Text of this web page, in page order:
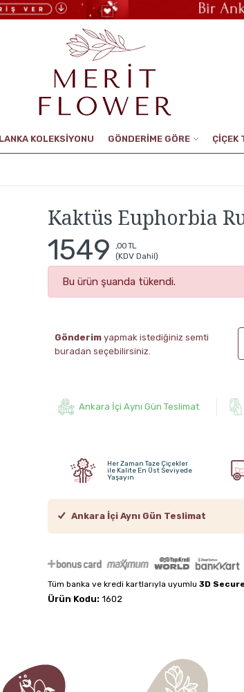
KOLEKSİYONU GÖNDERİME GÖRE ÇİÇEK
Kaktüs Euphorbia
1549
,00 TL
(KDV Dahil)
Bu ürün şuanda tükendi.
Gönderimyapmak istediğiniz semti
buradan seçebilirsiniz.
Ankara İçi Aynı Gün Teslimat
Her Zaman Taze Çiçekler
ile Kalite En Üst Seviyede
Yaşayın
Ankara İçi Aynı Gün Teslimat
Tüm banka ve kredi kartlarıyla uyumlu 3D Secure
Ürün Kodu: 1602